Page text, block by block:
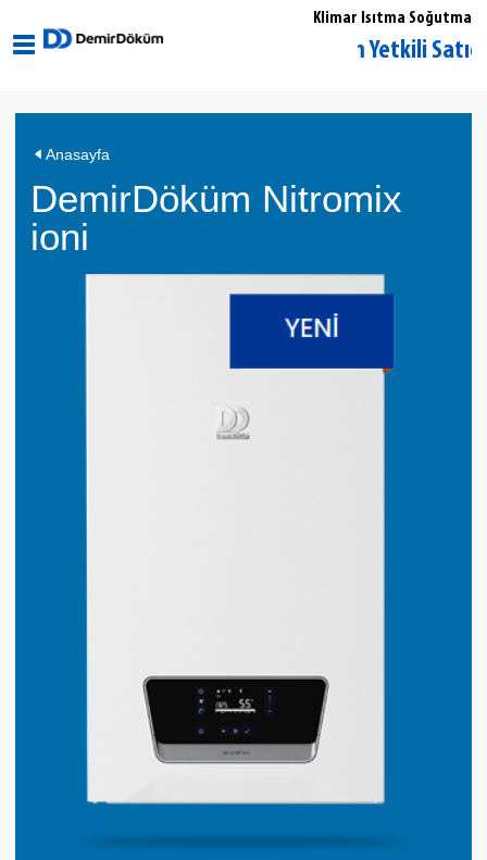
Klimar Isıtma Soğutma
Muğla Marmaris DemirDöküm Yetkili Satıcı
Anasayfa
DemirDöküm Nitromix
ioni